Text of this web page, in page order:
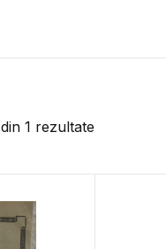
din 1 rezultate